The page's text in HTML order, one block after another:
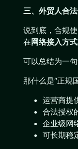
三、外贸人合
说到底，合规
在 网络接入方式
可以总结为一句
那什么是“正规
运营商提
合法授权
企业级网
可长期稳